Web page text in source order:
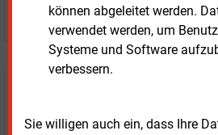
können abgeleitet werden.
verwendet werden, um
Systeme und Software
verbessern.
Sie willigen auch ein, dass Ihre
JETZT KOSTENLOS TESTEN